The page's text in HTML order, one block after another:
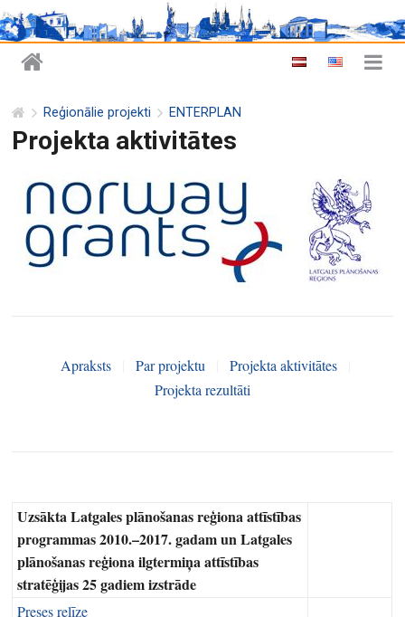
Reģionālie projekti ENTERPLAN
Projekta aktivitātes
Apraksts Par projektu Projekta aktivitātes
Projekta rezultāti
Uzsākta Latgales plānošanas reģiona attīstības
programmas 2010.–2017. gadam un Latgales
plānošanas reģiona ilgtermiņa attīstības
stratēģijas 25 gadiem izstrāde
Preses relīze